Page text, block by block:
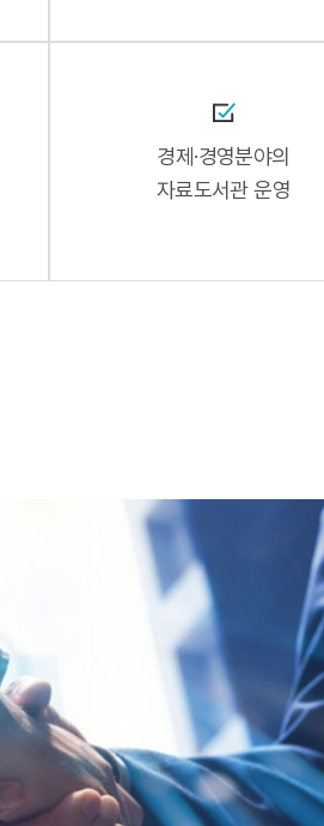
경제·경영분야의
자료도서관 운영